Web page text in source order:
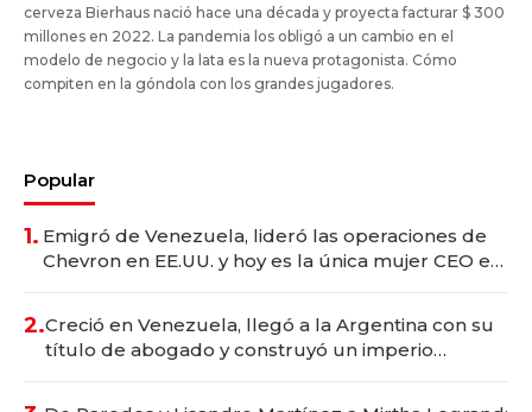
cerveza Bierhaus nació hace una década y proyecta facturar $ 300
millones en 2022. La pandemia los obligó a un cambio en el
modelo de negocio y la lata es la nueva protagonista. Cómo
compiten en la góndola con los grandes jugadores.
Popular
1. Emigró de Venezuela, lideró las operaciones de
Chevron en EE.UU. y hoy es la única mujer CEO en
2.Creció en Venezuela, llegó a la Argentina con su
título de abogado y construyó un imperio